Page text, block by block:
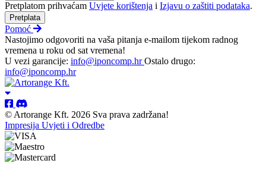
Pretplatom prihvaćam Uvjete korištenja i Izjavu o zaštiti podataka.
Pretplata
Pomoć
Nastojimo odgovoriti na vaša pitanja e-mailom tijekom radnog
vremena u roku od sat vremena!
U vezi garancije: info@iponcomp.hrOstalo drugo:
info@iponcomp.hr
© Artorange Kft. 2026 Sva prava zadržana!
Impresija Uvjeti i Odredbe